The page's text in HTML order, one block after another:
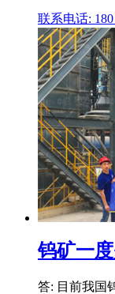
联系电话: 180
钨矿一
答: 目前我国